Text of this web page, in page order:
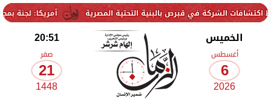
أمريكا: لجنة بمجلس الشيوخ في قبرص بالبنية التحتية المصرية
الخميس
أغسطس
6
2026
20:51
صفر
21
1448